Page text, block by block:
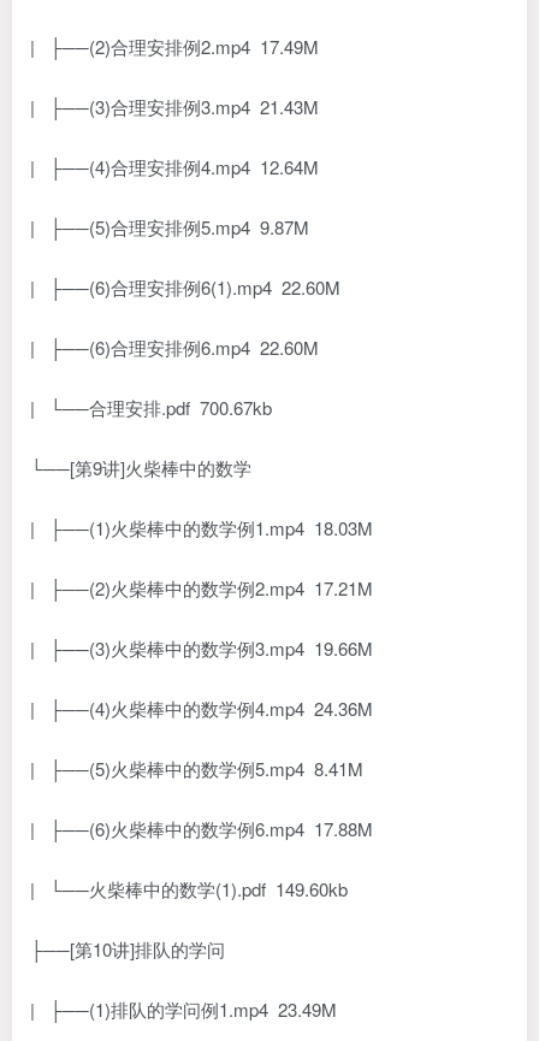
| ├──(2)合理安排例2.mp4 17.49M
| ├──(3)合理安排例3.mp4 21.43M
| ├──(4)合理安排例4.mp4 12.64M
| ├──(5)合理安排例5.mp4 9.87M
| ├──(6)合理安排例6(1).mp4 22.60M
| ├──(6)合理安排例6.mp4 22.60M
| └──合理安排.pdf 700.67kb
└──[第9讲]火柴棒中的数学
| ├──(1)火柴棒中的数学例1.mp4 18.03M
| ├──(2)火柴棒中的数学例2.mp4 17.21M
| ├──(3)火柴棒中的数学例3.mp4 19.66M
| ├──(4)火柴棒中的数学例4.mp4 24.36M
| ├──(5)火柴棒中的数学例5.mp4 8.41M
| ├──(6)火柴棒中的数学例6.mp4 17.88M
| └──火柴棒中的数学(1).pdf 149.60kb
├──[第10讲]排队的学问
| ├──(1)排队的学问例1.mp4 23.49M